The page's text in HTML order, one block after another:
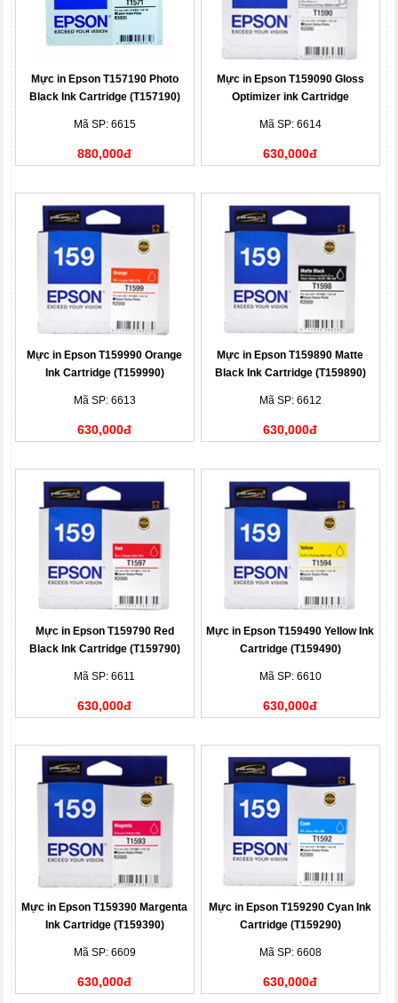
Mực in Epson T157190 Photo
Black Ink Cartridge (T157190)
Mã SP: 6615
880,000đ
Mực in Epson T159090 Gloss
Optimizer ink Cartridge
Mã SP: 6614
630,000đ
Mực in Epson T159990 Orange
Ink Cartridge (T159990)
Mã SP: 6613
630,000đ
Mực in Epson T159890 Matte
Black Ink Cartridge (T159890)
Mã SP: 6612
630,000đ
Mực in Epson T159790 Red
Black Ink Cartridge (T159790)
Mã SP: 6611
630,000đ
Mực in Epson T159490 Yellow Ink
Cartridge (T159490)
Mã SP: 6610
630,000đ
Mực in Epson T159390 Margenta
Ink Cartridge (T159390)
Mã SP: 6609
630,000đ
Mực in Epson T159290 Cyan Ink
Cartridge (T159290)
Mã SP: 6608
630,000đ